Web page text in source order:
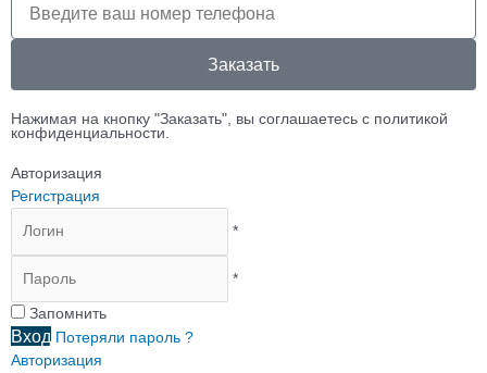
клиента
Заказать
Нажимая на кнопку "Заказать", вы соглашаетесь с политикой
конфиденциальности.
Авторизация
Регистрация
*
*
Запомнить
Вход Потеряли пароль ?
Авторизация